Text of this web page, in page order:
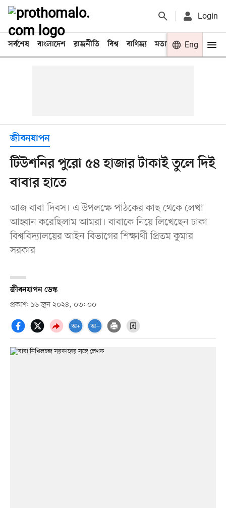
Login
সর্বশেষ বাংলাদেশ রাজনীতি বিশ্ব বাণিজ্য মতামত খেলা
Eng
জীবনযাপন
টিউশনির পুরো ৫৪ হাজার টাকাই তুলে দিই
বাবার হাতে
আজ বাবা দিবস। এ উপলক্ষে পাঠকের কাছ থেকে লেখা
আহ্বান করেছিলাম আমরা। বাবাকে নিয়ে লিখেছেন ঢাকা
বিশ্ববিদ্যালয়ের আইন বিভাগের শিক্ষার্থী প্রিতম কুমার
সরকার
জীবনযাপন ডেস্ক
প্রকাশ: ১৬ জুন ২০২৪, ০৩: ০০